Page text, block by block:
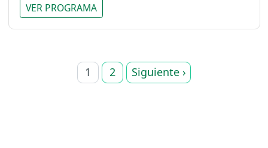
VER PROGRAMA
1 2 Siguiente ›